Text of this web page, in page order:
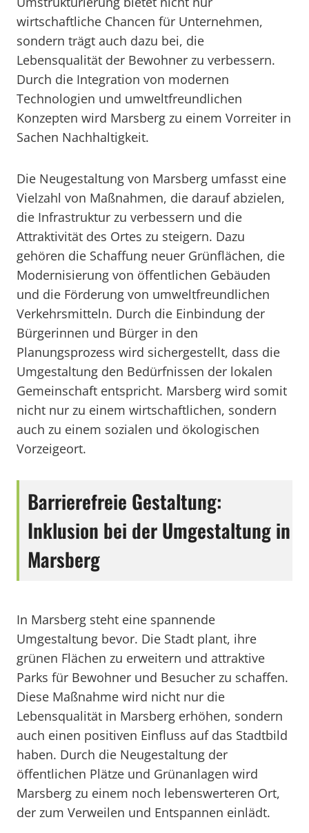
wirtschaftliche Chancen für Unternehmen,
sondern trägt auch dazu bei, die
Lebensqualität der Bewohner zu verbessern.
Durch die Integration von modernen
Technologien und umweltfreundlichen
Konzepten wird Marsberg zu einem Vorreiter in
Sachen Nachhaltigkeit.
Die Neugestaltung von Marsberg umfasst eine
Vielzahl von Maßnahmen, die darauf abzielen,
die Infrastruktur zu verbessern und die
Attraktivität des Ortes zu steigern. Dazu
gehören die Schaffung neuer Grünflächen, die
Modernisierung von öffentlichen Gebäuden
und die Förderung von umweltfreundlichen
Verkehrsmitteln. Durch die Einbindung der
Bürgerinnen und Bürger in den
Planungsprozess wird sichergestellt, dass die
Umgestaltung den Bedürfnissen der lokalen
Gemeinschaft entspricht. Marsberg wird somit
nicht nur zu einem wirtschaftlichen, sondern
auch zu einem sozialen und ökologischen
Vorzeigeort.
Barrierefreie Gestaltung:
Inklusion bei der Umgestaltung in
Marsberg
In Marsberg steht eine spannende
Umgestaltung bevor. Die Stadt plant, ihre
grünen Flächen zu erweitern und attraktive
Parks für Bewohner und Besucher zu schaffen.
Diese Maßnahme wird nicht nur die
Lebensqualität in Marsberg erhöhen, sondern
auch einen positiven Einfluss auf das Stadtbild
haben. Durch die Neugestaltung der
öffentlichen Plätze und Grünanlagen wird
Marsberg zu einem noch lebenswerteren Ort,
der zum Verweilen und Entspannen einlädt.